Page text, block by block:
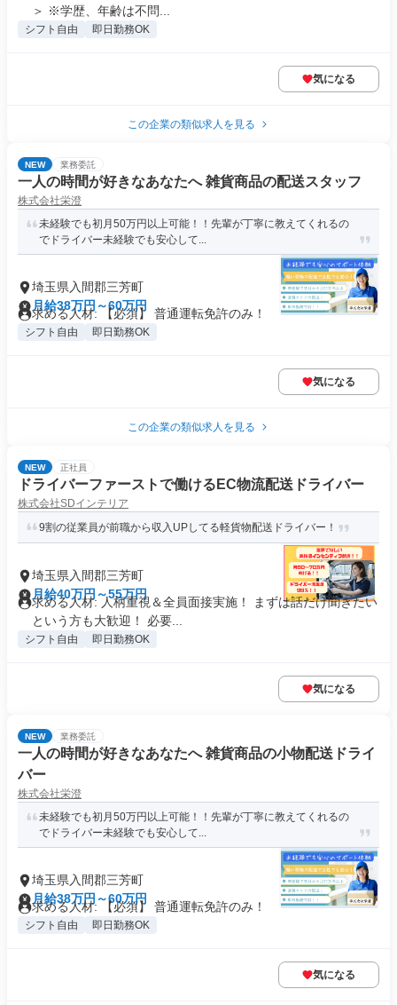
＞ ※学歴、年齢は不問...
シフト自由 即日勤務OK
気になる
この企業の類似求人を見る
NEW 業務委託
一人の時間が好きなあなたへ 雑貨商品の配送スタッフ
株式会社栄澄
未経験でも初月50万円以上可能！！先輩が丁寧に教えてくれるの
でドライバー未経験でも安心して...
埼玉県入間郡三芳町
月給38万円～60万円
求める人材: 【必須】 普通運転免許のみ！
シフト自由 即日勤務OK
気になる
この企業の類似求人を見る
NEW 正社員
ドライバーファーストで働けるEC物流配送ドライバー
株式会社SDインテリア
9割の従業員が前職から収入UPしてる軽貨物配送ドライバー！
埼玉県入間郡三芳町
月給40万円～55万円
求める人材: 人柄重視＆全員面接実施！ まずは話だけ聞きたい
という方も大歓迎！ 必要...
シフト自由 即日勤務OK
気になる
NEW 業務委託
一人の時間が好きなあなたへ 雑貨商品の小物配送ドライ
バー
株式会社栄澄
未経験でも初月50万円以上可能！！先輩が丁寧に教えてくれるの
でドライバー未経験でも安心して...
埼玉県入間郡三芳町
月給38万円～60万円
求める人材: 【必須】 普通運転免許のみ！
シフト自由 即日勤務OK
気になる